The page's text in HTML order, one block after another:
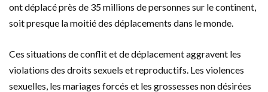
ont déplacé près de 35 millions de personnes sur le continent,
soit presque la moitié des déplacements dans le monde.
Ces situations de conflit et de déplacement aggravent les
violations des droits sexuels et reproductifs. Les violences
sexuelles, les mariages forcés et les grossesses non désirées